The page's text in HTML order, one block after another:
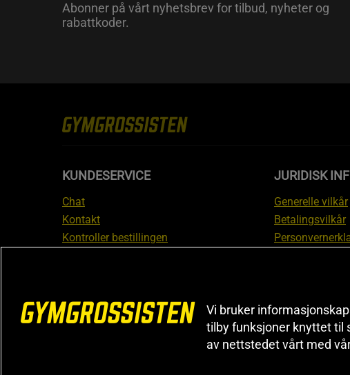
Abonner på vårt nyhetsbrev for tilbud, nyheter og
rabattkoder.
KUNDESERVICE
Chat
Kontakt
Kontroller bestillingen
JURIDISK
Generelle vilkår
Betalingsvilkår
Informasjon
reklamasjon
Vi bruker
tilby funksjoner knyttet til
av nettstedet vårt med